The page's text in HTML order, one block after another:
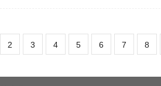
2
3 4 5 6 7 8